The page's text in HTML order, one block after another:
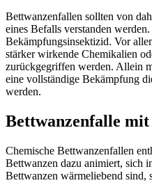
Bettwanzenfallen sollten von
eines Befalls verstanden
Bekämpfungsinsektizid. Vor
stärker wirkende Chemikalien
zurückgegriffen werden. Allein
eine vollständige Bekämpfung
werden.
Bettwanzenfalle mit
Chemische Bettwanzenfallen
Bettwanzen dazu animiert, sich
Bettwanzen wärmeliebend sind,